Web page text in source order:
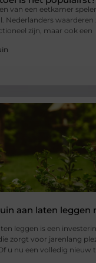
van een eetkamer
Nederlanders
zijn, maar ook een
aan laten leggen
leggen is een
zorgt voor jarenlang
u nu een volledig nieuw